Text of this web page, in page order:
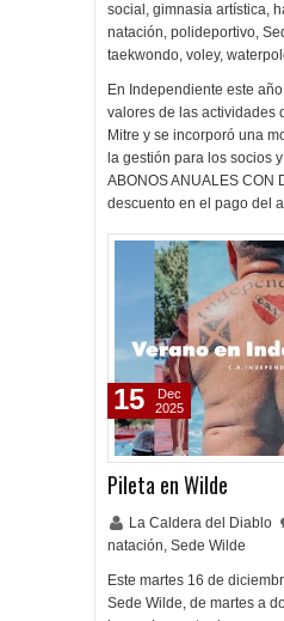
social , gimnasia artística,
natación, polideportivo,
taekwondo, voley,
En Independiente este
valores de las actividades
Mitre y se incorporó una
la gestión para los socios
ABONOS ANUALES CON
descuento en el pago del
Pileta en Wilde
La Caldera del Diablo
natación, Sede Wilde
Este martes 16 de
Sede Wilde, de martes a
15
Dec
2025